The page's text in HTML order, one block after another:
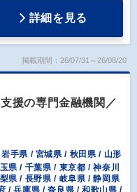
詳細を見る
掲載期間：26/07/31～26/08/20
援の専門金融機関／
手県 / 宮城県 / 秋田県 / 山形
県 / 千葉県 / 東京都 / 神奈川
県 / 長野県 / 岐阜県 / 静岡県
/ 兵庫県 / 奈良県 / 和歌山県 /